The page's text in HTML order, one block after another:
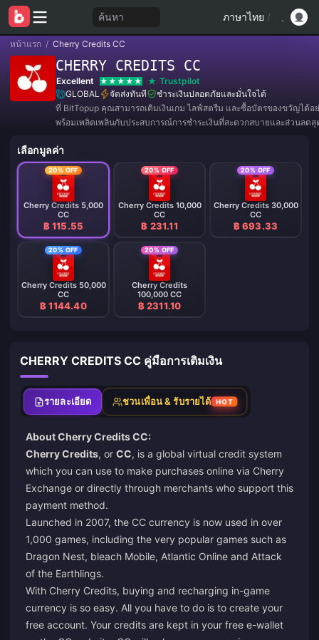
ค้นหา ภาษาไทย /
หน้าแรก / Cherry Credits CC
CHERRY CREDITS CC
Excellent
Trustpilot
GLOBAL
จัดส่งทันที
ชำระเงินปลอดภัยและมั่นใจได้
ที่ BitTopup คุณสามารถเติมเงินเกม ไลฟ์สตรีม และซื้อบัตรของขวัญได้อ
พร้อมเพลิดเพลินกับประสบการณ์การชำระเงินที่สะดวกสบายและส่วนลด
เลือกมูลค่า
20% OFF
Cherry Credits 5,000
CC
฿ 115.55
20% OFF
Cherry Credits 10,000
CC
฿ 231.11
20% OFF
Cherry Credits 30,000
CC
฿ 693.33
20% OFF
Cherry Credits 50,000
CC
฿ 1144.40
20% OFF
Cherry Credits
100,000 CC
฿ 2311.10
CHERRY CREDITS CC คู่มือการเติมเงิน
รายละเอียด ชวนเพื่อน & รับรายได้ HOT
About Cherry Credits CC:
Cherry Credits, or CC, is a global virtual credit system
which you can use to make purchases online via Cherry
Exchange or directly through merchants who support this
payment method.
Launched in 2007, the CC currency is now used in over
1,000 games, including the very popular games such as
Dragon Nest, bleach Mobile, Atlantic Online and Attack
of the Earthlings.
With Cherry Credits, buying and recharging in-game
currency is so easy. All you have to do is to create your
free account. Your credits are kept in your free e-wallet